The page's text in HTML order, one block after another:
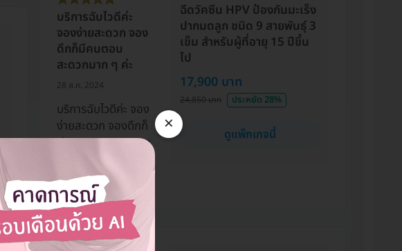
บริการฉับไวดีค่ะ
จองง่ายสะดวก จอง
ดึกก็มีคนตอบ
สะดวกมาก ๆ ค่ะ
28 ส.ค. 2024
บริการฉับไวดีค่ะ จอง
ง่ายสะดวก จองดึกก็
มีคนตอบ สะดวกมาก
ฉีดวัคซีน HPV ป้องกันมะเร็ง
ปากมดลูก ชนิด 9 สายพันธุ์ 3
เข็ม สำหรับผู้ที่อายุ 15 ปีขึ้น
ไป
17,900 บาท
24,850 บาท ประหยัด 28%
ดูแพ็กเกจนี้
×